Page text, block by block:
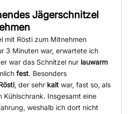
Jägerschnitzel
mit Rösti zum Mitnehmen
3 Minuten war, erwartete ich
war das Schnitzel nur lauwarm
fest. Besonders
, der sehr kalt war, fast so, als
Kühlschrank. Insgesamt eine
weshalb ich dort nicht